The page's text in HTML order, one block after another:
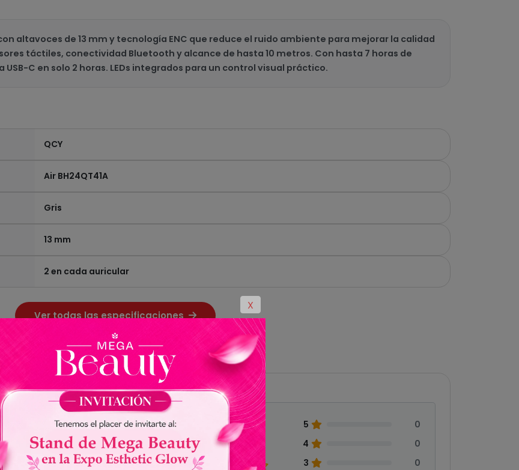
altavoces de 13 mm y tecnología ENC que reduce el ruido ambiente para mejorar la calidad
táctiles, conectividad Bluetooth y alcance de hasta 10 metros. Con hasta 7 horas de
C en solo 2 horas. LEDs integrados para un control visual práctico.
QCY
Air BH24QT41A
Gris
13 mm
2 en cada auricular
Ver todas las especificaciones
0.0 5
0
4
0
3
0
X